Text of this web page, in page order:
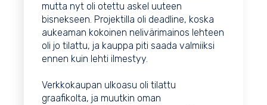
mutta nyt oli otettu askel uuteen
bisnekseen. Projektilla oli deadline, koska
aukeaman kokoinen nelivärimainos lehteen
oli jo tilattu, ja kauppa piti saada valmiiksi
ennen kuin lehti ilmestyy.
Verkkokaupan ulkoasu oli tilattu
graafikolta, ja muutkin oman